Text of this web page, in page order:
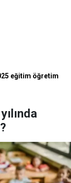
eğitim öğretim